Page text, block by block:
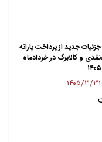
جزئیات جدید از پرداخت یارانه
نقدی و کالابرگ در خردادماه
۱۴۰۵
۱۴۰۵/۳/۳۱